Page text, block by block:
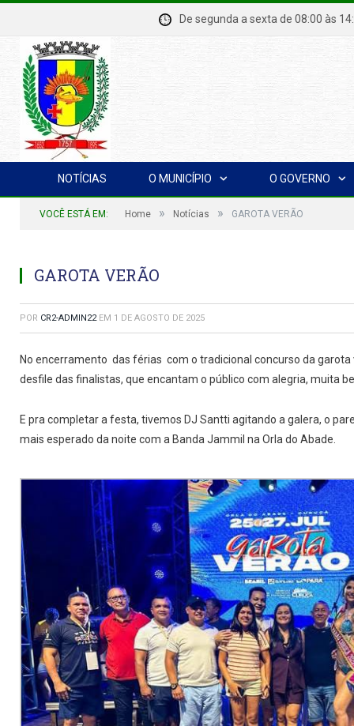
De segunda a sexta de 08:00
NOTÍCIAS O MUNICÍPIO O GOVERNO
VOCÊ ESTÁ EM: Home » Notícias » GAROTA VERÃO
GAROTA VERÃO
POR CR2-ADMIN22 EM 1 DE AGOSTO DE 2025
No encerramento das férias com o tradicional concurso da
desfile das finalistas, que encantam o público com alegria, muita
E pra completar a festa, tivemos DJ Santti agitando a galera, o
mais esperado da noite com a Banda Jammil na Orla do Abade.